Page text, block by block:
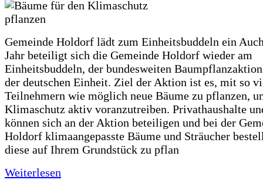
Gemeinde Holdorf lädt zum Einheitsbuddeln ein
Jahr beteiligt sich die Gemeinde Holdorf wieder am
Einheitsbuddeln, der bundesweiten
der deutschen Einheit. Ziel der Aktion ist es, mit so
Teilnehmern wie möglich neue Bäume zu pflanzen,
Klimaschutz aktiv voranzutreiben. Privathaushalte
können sich an der Aktion beteiligen und bei der
Holdorf klimaangepasste Bäume und Sträucher
diese auf Ihrem Grundstück zu pflan
Weiterlesen